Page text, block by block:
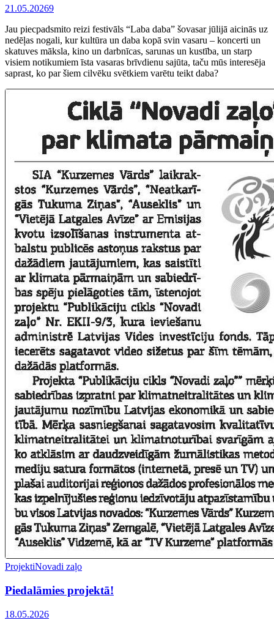
21.05.20269
Jau piecpadsmito reizi festivāls “Laba daba” šovasar jūlijā aicinās uz
nedēļas nogali, kur kultūra un daba kopā svin vasaru – koncerti un
skatuves māksla, kino un darbnīcas, sarunas un kustība, un starp
visiem notikumiem īsta vasaras brīvdienu sajūta, taču mūs interesēja
saprast, ko par šiem cilvēku svētkiem varētu teikt daba?
ProjektiNovadi zaļo
Piedalāmies projektā!
18.05.2026